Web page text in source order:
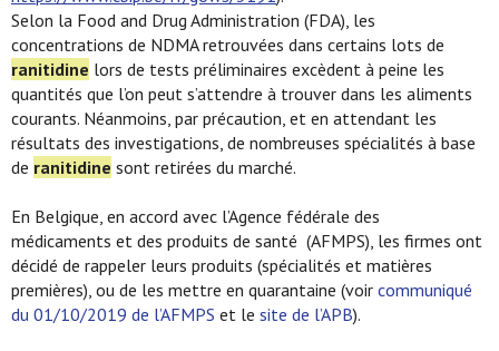
Selon la Food and Drug Administration (FDA), les
concentrations de NDMA retrouvées dans certains lots de
ranitidine lors de tests préliminaires excèdent à peine les
quantités que l’on peut s’attendre à trouver dans les aliments
courants. Néanmoins, par précaution, et en attendant les
résultats des investigations, de nombreuses spécialités à base
de ranitidine sont retirées du marché.
En Belgique, en accord avec l’Agence fédérale des
médicaments et des produits de santé (AFMPS), les firmes ont
décidé de rappeler leurs produits (spécialités et matières
premières), ou de les mettre en quarantaine (voir communiqué
du 01/10/2019 de l’AFMPS et le site de l’APB).